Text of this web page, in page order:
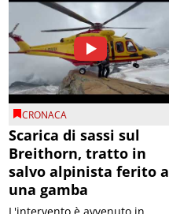
CRONACA
Scarica di sassi sul
Breithorn, tratto in
salvo alpinista ferito a
una gamba
L'intervento è avvenuto in